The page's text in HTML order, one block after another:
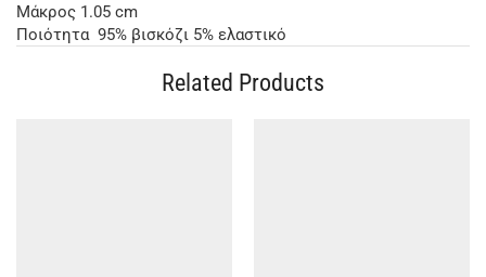
Μάκρος 1.05 cm
Ποιότητα 95% βισκόζι 5% ελαστικό
Related Products